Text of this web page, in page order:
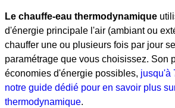
Le chauffe-eau thermodynamique
d'énergie principale l'air (ambiant ou
chauffer une ou plusieurs fois par jour
paramétrage que vous choisissez. Son
économies d'énergie possibles, jusqu'à
notre guide dédié pour en savoir plus
thermodynamique.